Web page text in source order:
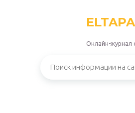
Онлайн-журнал